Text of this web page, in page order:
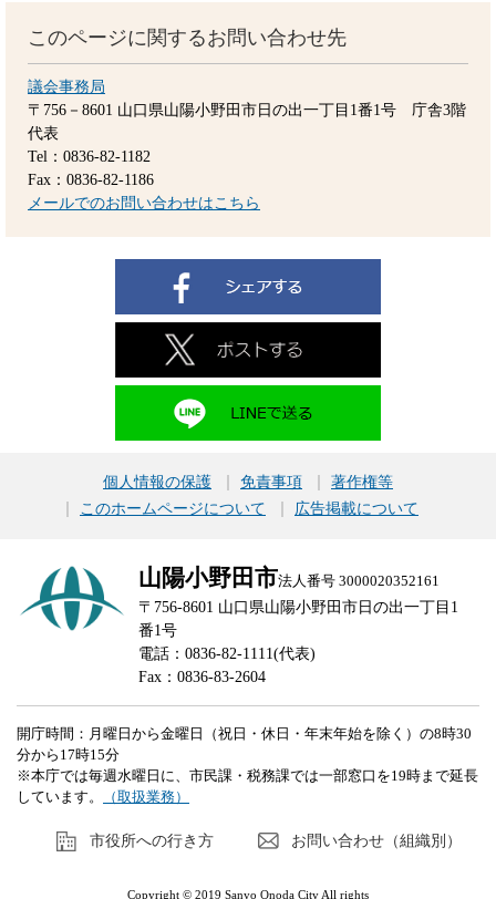
このページに関するお問い合わせ先
議会事務局
〒756－8601 山口県山陽小野田市日の出一丁目1番1号 庁舎3階
代表
Tel：0836-82-1182
Fax：0836-82-1186
メールでのお問い合わせはこちら
個人情報の保護 免責事項
著作権等
このホームページについて
広告掲載について
山陽小野田市法人番号 3000020352161
〒756-8601 山口県山陽小野田市日の出一丁目1
番1号
電話：0836-82-1111(代表)
Fax：0836-83-2604
開庁時間：月曜日から金曜日（祝日・休日・年末年始を除く）の8時30
分から17時15分
※本庁では毎週水曜日に、市民課・税務課では一部窓口を19時まで延長
しています。
（取扱業務）
市役所への行き方 お問い合わせ（組織別）
Copyright © 2019 Sanyo Onoda City All rights